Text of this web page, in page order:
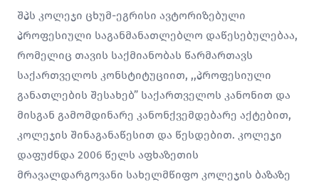
შპს კოლეჯი ცხუმ-ეგრისი ავტორიზებული
პროფესიული საგანმანათლებლო დაწესებულებაა,
რომელიც თავის საქმიანობას წარმართავს
საქართველოს კონსტიტუციით, ,,პროფესიული
განათლების შესახებ” საქართველოს კანონით და
მისგან გამომდინარე კანონქვემდებარე აქტებით,
კოლეჯის შინაგანაწესით და წესდებით. კოლეჯი
დაფუძნდა 2006 წელს აფხაზეთის
მრავალდარგოვანი სახელმწიფო კოლეჯის ბაზაზე